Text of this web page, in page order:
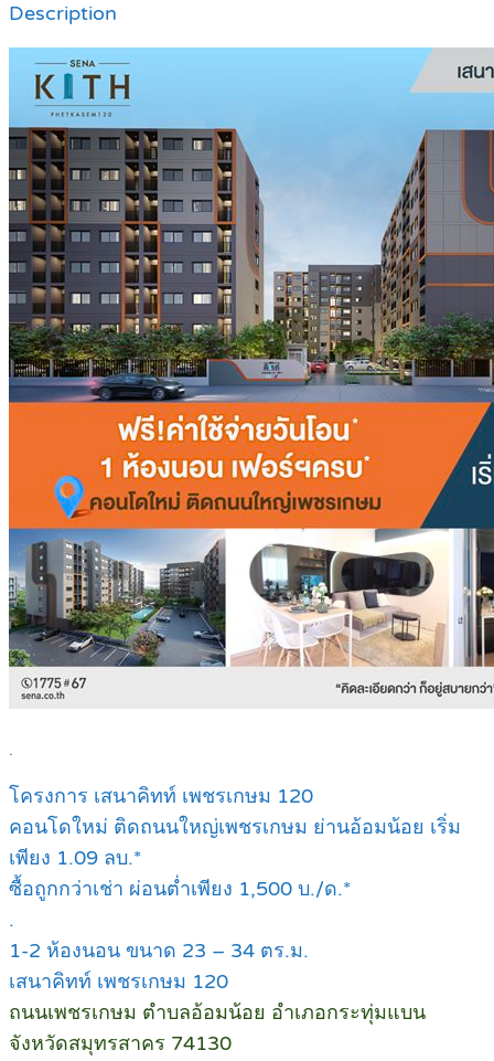
Description
.
โครงการ เสนาคิทท์ เพชรเกษม 120
คอนโดใหม่ ติดถนนใหญ่เพชรเกษม ย่านอ้อมน้อย เริ่ม
เพียง 1.09 ลบ.*
ซื้อถูกกว่าเช่า ผ่อนต่ำเพียง 1,500 บ./ด.*
.
1-2 ห้องนอน ขนาด 23 – 34 ตร.ม.
เสนาคิทท์ เพชรเกษม 120
ถนนเพชรเกษม ตำบลอ้อมน้อย อำเภอกระทุ่มแบน
จังหวัดสมุทรสาคร 74130